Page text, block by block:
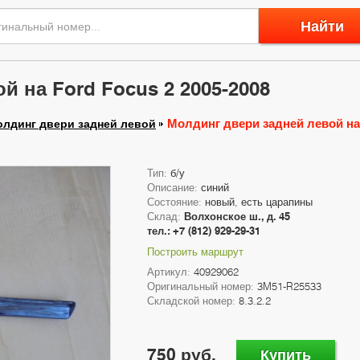
Найти
на Ford Focus 2 2005-2008
двери задней левой Молдинг двери задней левой
Тип: б/у
Описание: синий
Состояние: новый, есть царапины
Склад: Волхонское ш., д. 45
тел.: +7 (812) 929-29-31
Построить маршрут
Артикул: 40929062
Оригинальный номер: 3M51-R25533
Складской номер: 8.3.2.2
750 руб. Купить